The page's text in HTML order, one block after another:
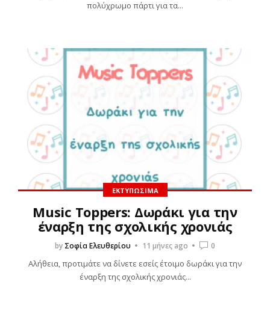
πολύχρωμο πάρτι για τα...
ΕΚΤΥΠΏΣΙΜΑ
Music Toppers: Δωράκι για την
έναρξη της σχολικής χρονιάς
by Σοφία Ελευθερίου 11 μήνες ago 0
Αλήθεια, προτιμάτε να δίνετε εσείς έτοιμο δωράκι για την
έναρξη της σχολικής χρονιάς...